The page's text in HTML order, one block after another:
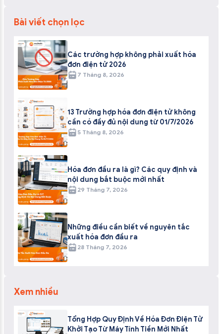
Bài viết chọn lọc
Các trường hợp không phải xuất hóa
đơn điện tử 2026
7 Tháng 8, 2026
13 Trường hợp hóa đơn điện tử không
cần có đầy đủ nội dung từ 01/7/2026
5 Tháng 8, 2026
Hóa đơn đầu ra là gì? Các quy định và
nội dung bắt buộc mới nhất
29 Tháng 7, 2026
Những điều cần biết về nguyên tắc
xuất hóa đơn đầu ra
28 Tháng 7, 2026
Xem nhiều
Tổng Hợp Quy Định Về Hóa Đơn Điện Tử
Khởi Tạo Từ Máy Tính Tiền Mới Nhất